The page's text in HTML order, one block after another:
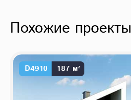
Похожие проекты
D4910 187 м²